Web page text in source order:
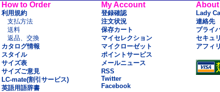
How to Order
利用規約
支払方法
送料
返品、交換
カタログ情報
スタイル
サイズ表
サイズご意見
LC-mate(割引サービス)
英語用語辞書
My Account
登録確認
注文状況
保存カート
マイセレクション
マイクローゼット
ポイントサービス
メールニュース
RSS
Twitter
Facebook
About
Lady
連絡先
プライ
セキュ
アフィ